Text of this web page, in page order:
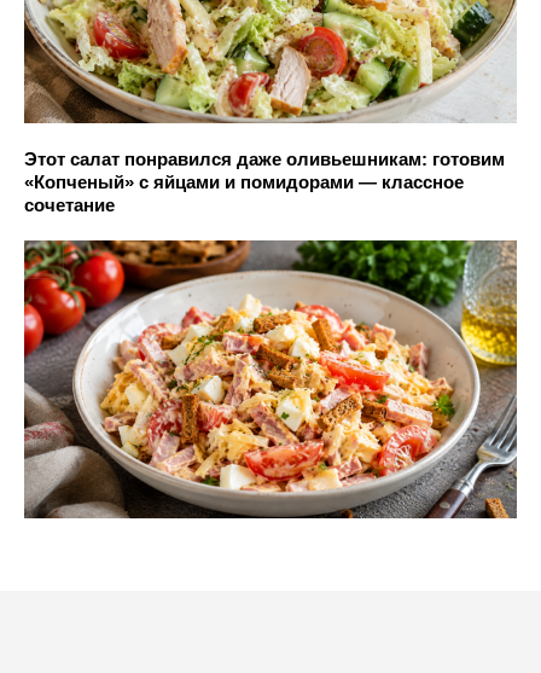
Этот салат понравился даже оливьешникам: готовим
«Копченый» с яйцами и помидорами — классное
сочетание